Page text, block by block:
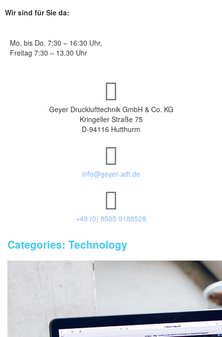
Wir sind für Sie da:
Mo. bis Do. 7:30 – 16:30 Uhr,
Freitag 7:30 – 13.30 Uhr
Geyer Drucklufttechnik GmbH & Co. KG
Kringeller Straße 75
D-94116 Hutthurm
info@geyer-adt.de
+49 (0) 8505 9188528
Categories: Technology